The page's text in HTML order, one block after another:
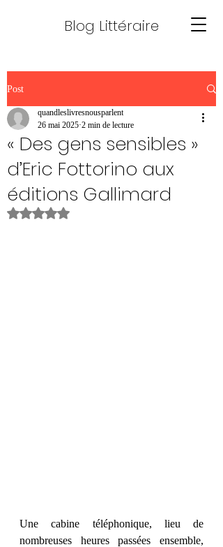
Blog Littéraire
Post
« Des gens sensibles »
d’Eric Fottorino aux
éditions Gallimard
quandleslivresnousparlent
26 mai 2025 2 min de lecture
Noté NaN étoiles sur 5.
Une cabine téléphonique, lieu de
nombreuses heures passées ensemble,